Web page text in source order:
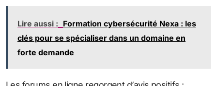
Lire aussi : Formation cybersécurité Nexa : les
clés pour se spécialiser dans un domaine en
forte demande